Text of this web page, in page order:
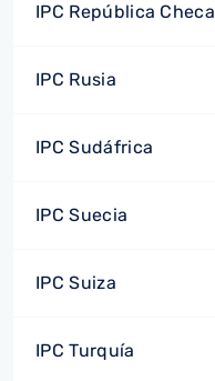
IPC República Checa
IPC Rusia
IPC Sudáfrica
IPC Suecia
IPC Suiza
IPC Turquía